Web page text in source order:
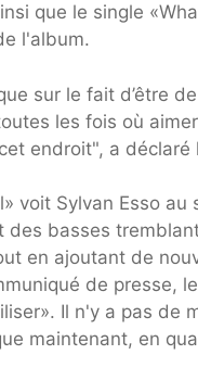
que le single
l'album.
sur le fait d’être
les fois où
endroit", a
voit Sylvan Esso
des basses
en ajoutant de
de presse,
Il n'y a pas de
maintenant, en